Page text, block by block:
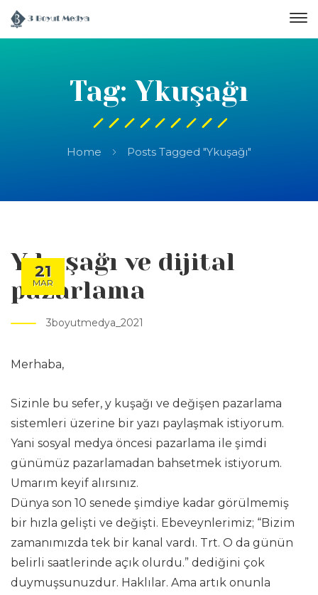
Tag: Ykuşağı
Home Posts Tagged "Ykuşağı"
21
MAR
Y kuşağı ve dijital
pazarlama
3boyutmedya_2021
Merhaba,
Sizinle bu sefer, y kuşağı ve değişen pazarlama
sistemleri üzerine bir yazı paylaşmak istiyorum.
Yani sosyal medya öncesi pazarlama ile şimdi
günümüz pazarlamadan bahsetmek istiyorum.
Umarım keyif alırsınız.
Dünya son 10 senede şimdiye kadar görülmemiş
bir hızla gelişti ve değişti. Ebeveynlerimiz; “Bizim
zamanımızda tek bir kanal vardı. Trt. O da günün
belirli saatlerinde açık olurdu.” dediğini çok
duymuşsunuzdur. Haklılar. Ama artık onunla